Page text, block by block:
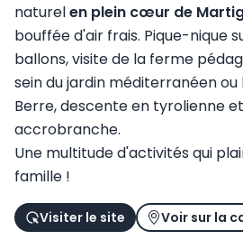
naturelen plein cœur de
bouffée d'air frais. Pique-nique
ballons, visite de la ferme
sein du jardin méditerranéen
Berre, descente en tyrolienne
accrobranche.
Une multitude d'activités qui
famille !
Visiter le site Voir sur la